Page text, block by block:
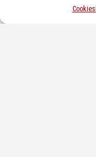
Cookies